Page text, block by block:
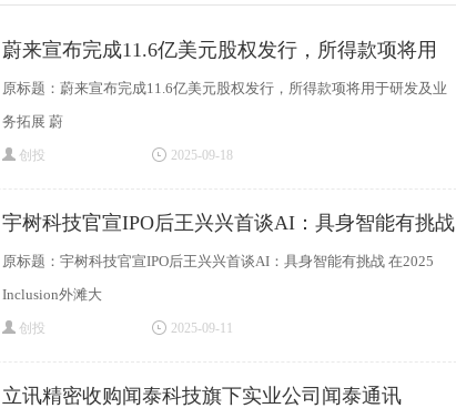
蔚来宣布完成11.6亿美元股权发行，所得款项将用
原标题：蔚来宣布完成11.6亿美元股权发行，所得款项将用于研发及业
务拓展 蔚
创投 2025-09-18
宇树科技官宣IPO后王兴兴首谈AI：具身智能有挑战
原标题：宇树科技官宣IPO后王兴兴首谈AI：具身智能有挑战 在2025
Inclusion外滩大
创投 2025-09-11
立讯精密收购闻泰科技旗下实业公司闻泰通讯